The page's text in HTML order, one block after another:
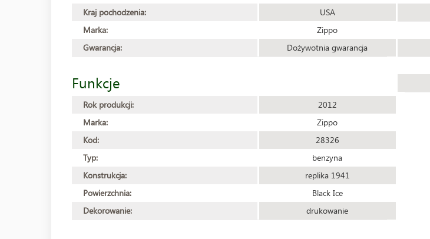
Kraj pochodzenia:
USA
Marka:
Zippo
Gwarancja:
Dożywotnia gwarancja
Funkcje
Rok produkcji:
2012
Marka:
Zippo
Kod:
28326
Typ:
benzyna
Konstrukcja:
replika 1941
Powierzchnia:
Black Ice
Dekorowanie:
drukowanie